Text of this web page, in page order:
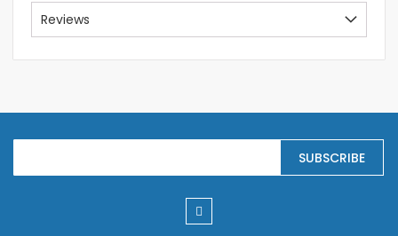
Reviews
S
g
SUBSCRIBE